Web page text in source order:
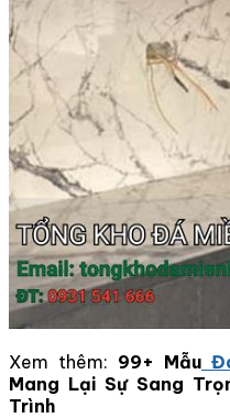
Xem thêm: 99+ Mẫu
Mang Lại Sự Sang
Trình